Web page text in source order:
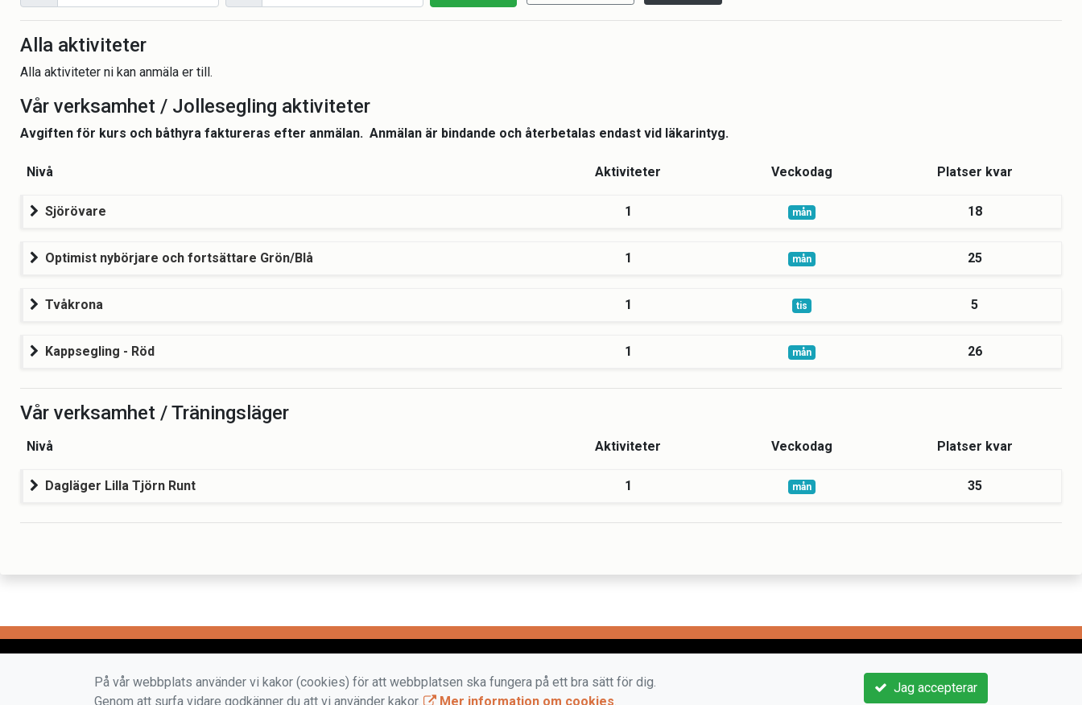
Alla aktiviteter
Alla aktiviteter ni kan anmäla er till.
Vår verksamhet / Jollesegling aktiviteter
Avgiften för kurs och båthyra faktureras efter anmälan. Anmälan är bindande och återbetalas endast vid läkarintyg.
Nivå Aktiviteter Veckodag Platser kvar
Sjörövare 1 mån 18
Optimist nybörjare och fortsättare Grön/Blå 1 mån 25
Tvåkrona 1 tis 5
Kappsegling - Röd 1 mån 26
Vår verksamhet / Träningsläger
Nivå Aktiviteter Veckodag Platser kvar
Dagläger Lilla Tjörn Runt 1 mån 35
Jag accepterar
På vår webbplats använder vi kakor (cookies) för att webbplatsen ska fungera på ett bra sätt för dig.
Genom att surfa vidare godkänner du att vi använder kakor.
Mer information om cookies